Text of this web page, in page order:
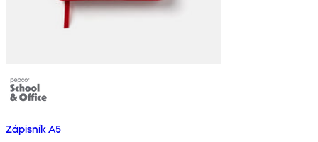
Zápisník A5